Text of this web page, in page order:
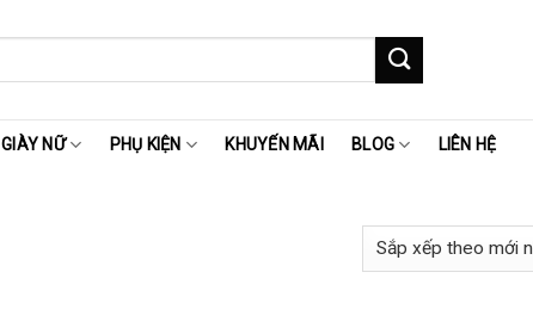
GIÀY NỮ PHỤ KIỆN KHUYẾN MÃI BLOG LIÊN HỆ